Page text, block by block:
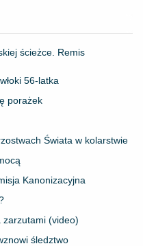
ścieżce. Remis
56-latka
porażek
Świata w kolarstwie
Kanonizacyjna
zarzutami (video)
śledztwo